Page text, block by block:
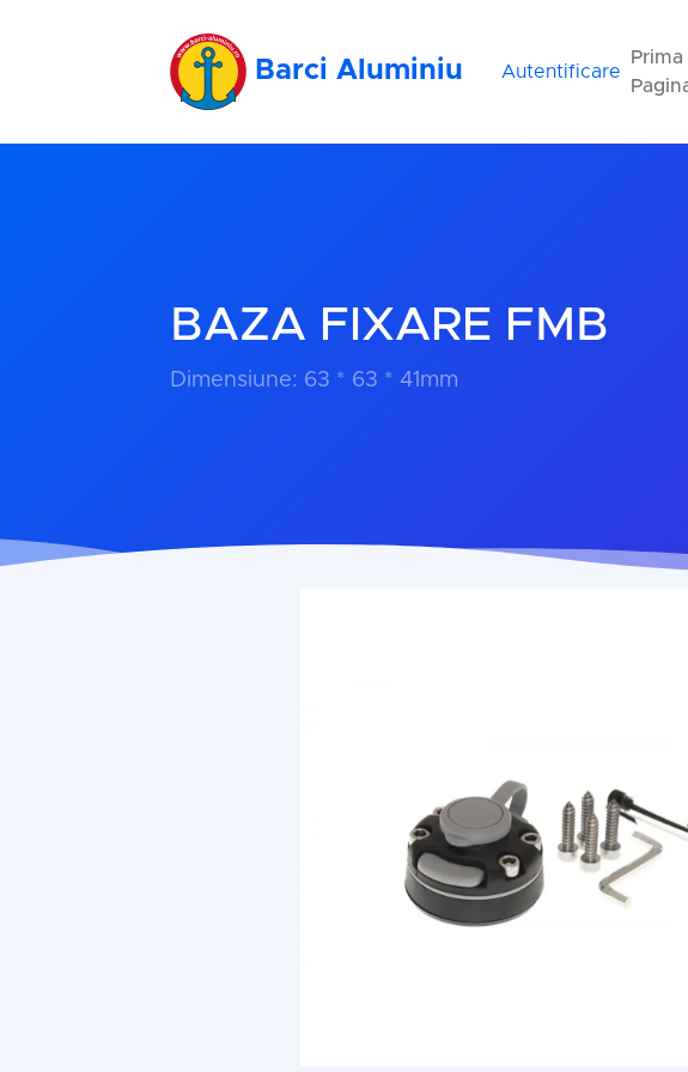
Barci Aluminiu Autentificare
Prima
BAZA FIXARE FMB
Dimensiune: 63 * 63 * 41mm